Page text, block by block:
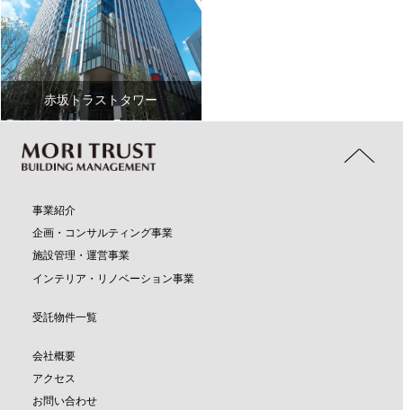
赤坂トラストタワー
事業紹介
企画・コンサルティング事業
施設管理・運営事業
インテリア・リノベーション事業
受託物件一覧
会社概要
アクセス
お問い合わせ